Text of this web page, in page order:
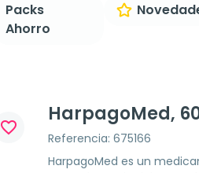
Packs
Ahorro
favorite_border
HarpagoMed,
Referencia: 675166
HarpagoMed es un